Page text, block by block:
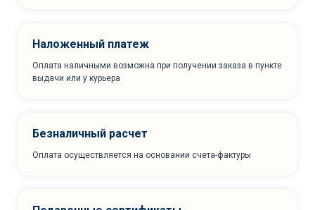
Наложенный платеж
Оплата наличными возможна при получении заказа в пункте
выдачи или у курьера
Безналичный расчет
Оплата осуществляется на основании счета-фактуры